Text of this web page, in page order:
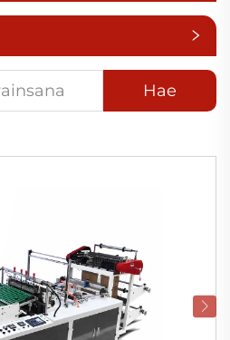
Hae